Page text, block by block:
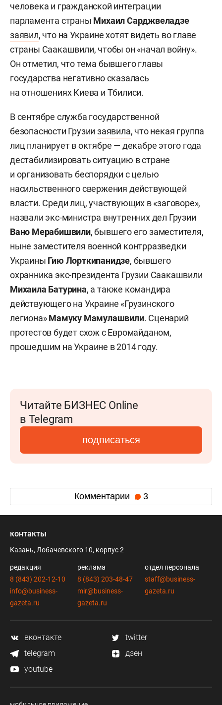
человека и гражданской интеграции
парламента страны Михаил Сарджвеладзе
заявил, что на Украине хотят видеть во главе
страны Саакашвили, чтобы он «начал войну».
Он отметил, что тема бывшего главы
государства негативно сказалась
на отношениях Киева и Тбилиси.
В сентябре служба государственной
безопасности Грузиизаявила, что некая группа
лиц планирует в октябре — декабре этого года
дестабилизировать ситуацию в стране
и организовать беспорядки с целью
насильственного свержения действующей
власти. Среди лиц, участвующих в «заговоре»,
назвали экс-министра внутренних дел Грузии
Вано Мерабишвили, бывшего его заместителя,
ныне заместителя военной контрразведки
Украины Гию Лорткипанидзе, бывшего
охранника экс-президента Грузии Саакашвили
Михаила Батурина, а также командира
действующего на Украине «Грузинского
легиона»Мамуку Мамулашвили. Сценарий
протестов будет схож с Евромайданом,
прошедшим на Украине в 2014 году.
Читайте БИЗНЕС Online
в Telegram
подписаться
Комментарии 3
контакты
Казань, Лобачевского 10, корпус 2
редакция
8 (843) 202-12-10
info@business-
gazeta.ru
реклама
8 (843) 203-48-47
mir@business-
gazeta.ru
отдел персонала
staff@business-
gazeta.ru
вконтакте
twitter
telegram
дзен
youtube